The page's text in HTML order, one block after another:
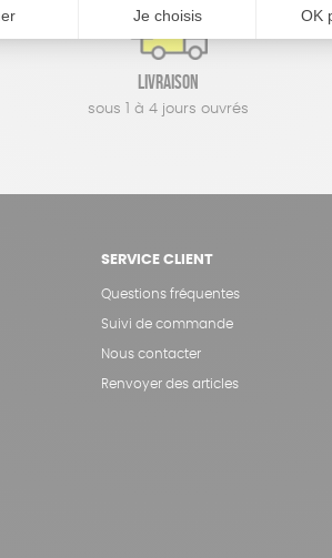
Livraison
sous 1 à 4 jours ouvrés
SERVICE CLIENT
Questions fréquentes
Suivi de commande
Nous contacter
Renvoyer des articles